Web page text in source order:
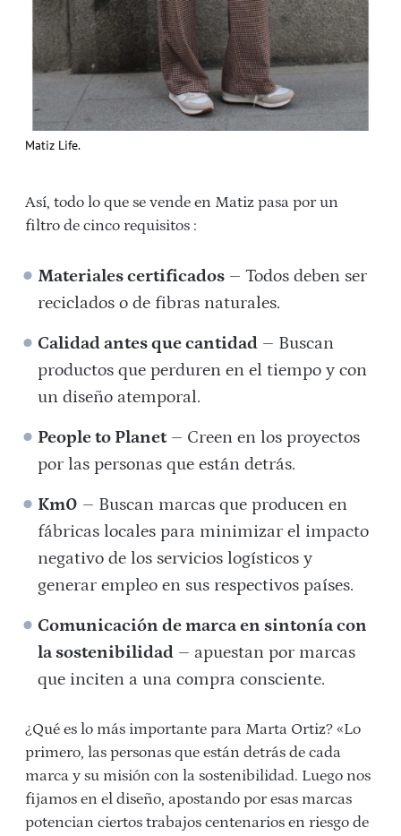
Matiz Life.
Así, todo lo que se vende en Matiz pasa por un
filtro de cinco requisitos :
Materiales certificados – Todos deben ser
reciclados o de fibras naturales.
Calidad antes que cantidad – Buscan
productos que perduren en el tiempo y con
un diseño atemporal.
People to Planet– Creen en los proyectos
por las personas que están detrás.
Km0 – Buscan marcas que producen en
fábricas locales para minimizar el impacto
negativo de los servicios logísticos y
generar empleo en sus respectivos países.
Comunicación de marca en sintonía con
la sostenibilidad – apuestan por marcas
que inciten a una compra consciente.
¿Qué es lo más importante para Marta Ortiz? «Lo
primero, las personas que están detrás de cada
marca y su misión con la sostenibilidad. Luego nos
fijamos en el diseño, apostando por esas marcas
potencian ciertos trabajos centenarios en riesgo de